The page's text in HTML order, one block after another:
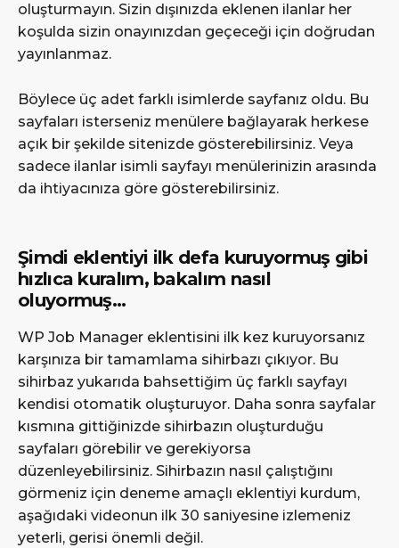
oluşturmayın. Sizin dışınızda eklenen ilanlar her
koşulda sizin onayınızdan geçeceği için doğrudan
yayınlanmaz.
Böylece üç adet farklı isimlerde sayfanız oldu. Bu
sayfaları isterseniz menülere bağlayarak herkese
açık bir şekilde sitenizde gösterebilirsiniz. Veya
sadece ilanlar isimli sayfayı menülerinizin arasında
da ihtiyacınıza göre gösterebilirsiniz.
Şimdi eklentiyi ilk defa kuruyormuş gibi
hızlıca kuralım, bakalım nasıl
oluyormuş…
WP Job Manager eklentisini ilk kez kuruyorsanız
karşınıza bir tamamlama sihirbazı çıkıyor. Bu
sihirbaz yukarıda bahsettiğim üç farklı sayfayı
kendisi otomatik oluşturuyor. Daha sonra sayfalar
kısmına gittiğinizde sihirbazın oluşturduğu
sayfaları görebilir ve gerekiyorsa
düzenleyebilirsiniz. Sihirbazın nasıl çalıştığını
görmeniz için deneme amaçlı eklentiyi kurdum,
aşağıdaki videonun ilk 30 saniyesine izlemeniz
yeterli, gerisi önemli değil.